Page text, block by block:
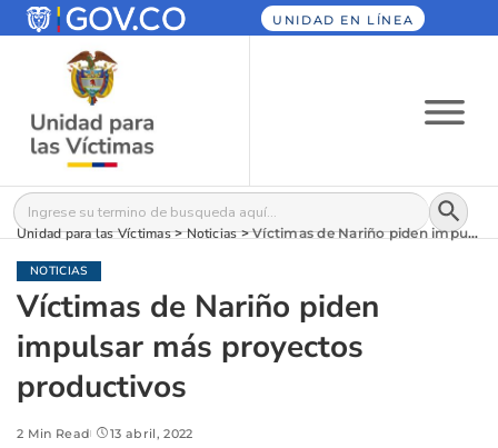
UNIDAD EN LÍNEA
Buscar: Botón
Unidad para las Víctimas>Noticias>Víctimas de Nariño piden impulsar más proyectos productivos
NOTICIAS
Víctimas de Nariño piden
impulsar más proyectos
productivos
2 Min Read 13 abril, 2022